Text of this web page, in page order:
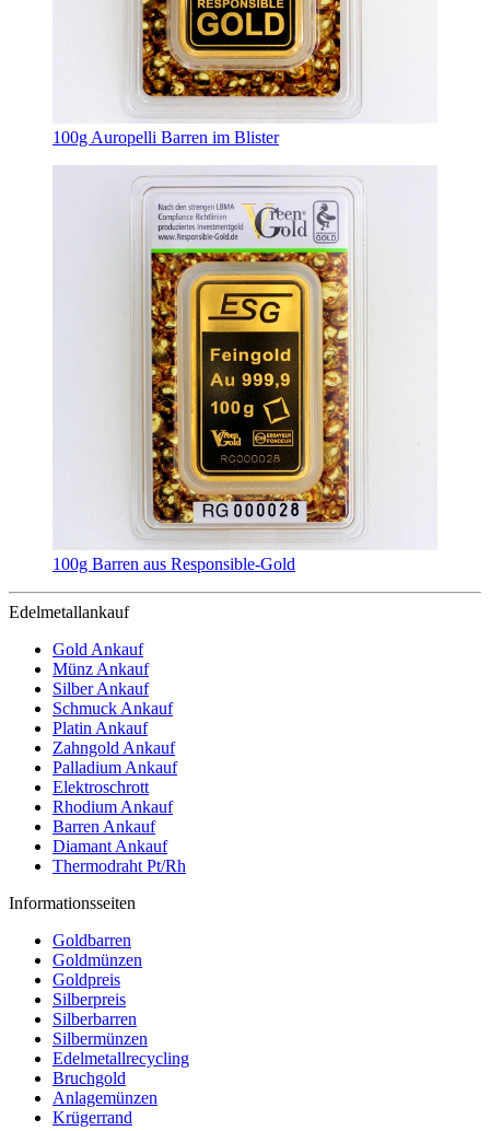
100g Auropelli Barren im Blister
100g Barren aus Responsible-Gold
Edelmetallankauf
Gold Ankauf
Münz Ankauf
Silber Ankauf
Schmuck Ankauf
Platin Ankauf
Zahngold Ankauf
Palladium Ankauf
Elektroschrott
Rhodium Ankauf
Barren Ankauf
Diamant Ankauf
Thermodraht Pt/Rh
Informationsseiten
Goldbarren
Goldmünzen
Goldpreis
Silberpreis
Silberbarren
Silbermünzen
Edelmetallrecycling
Bruchgold
Anlagemünzen
Krügerrand